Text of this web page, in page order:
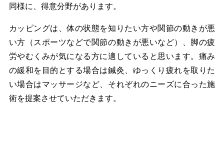
同様に、得意分野があります。
カッピングは、体の状態を知りたい方や関節の動きが悪
い方（スポーツなどで関節の動きが悪いなど）、脚の疲
労やむくみが気になる方に適していると思います。痛み
の緩和を目的とする場合は鍼灸、ゆっくり疲れを取りた
い場合はマッサージなど、それぞれのニーズに合った施
術を提案させていただきます。